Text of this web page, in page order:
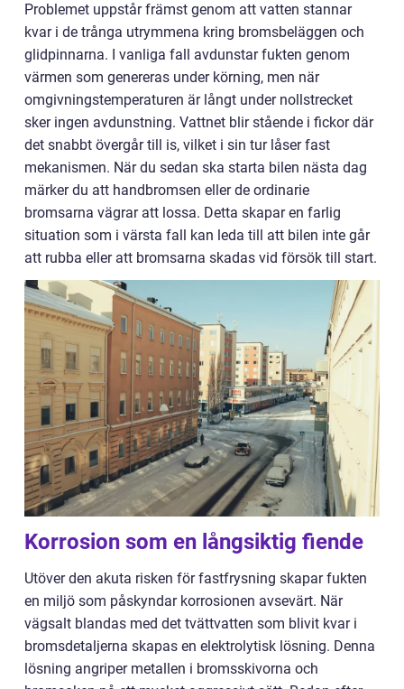
Problemet uppstår främst genom att vatten stannar
kvar i de trånga utrymmena kring bromsbeläggen och
glidpinnarna. I vanliga fall avdunstar fukten genom
värmen som genereras under körning, men när
omgivningstemperaturen är långt under nollstrecket
sker ingen avdunstning. Vattnet blir stående i fickor där
det snabbt övergår till is, vilket i sin tur låser fast
mekanismen. När du sedan ska starta bilen nästa dag
märker du att handbromsen eller de ordinarie
bromsarna vägrar att lossa. Detta skapar en farlig
situation som i värsta fall kan leda till att bilen inte går
att rubba eller att bromsarna skadas vid försök till start.
Korrosion som en långsiktig fiende
Utöver den akuta risken för fastfrysning skapar fukten
en miljö som påskyndar korrosionen avsevärt. När
vägsalt blandas med det tvättvatten som blivit kvar i
bromsdetaljerna skapas en elektrolytisk lösning. Denna
lösning angriper metallen i bromsskivorna och